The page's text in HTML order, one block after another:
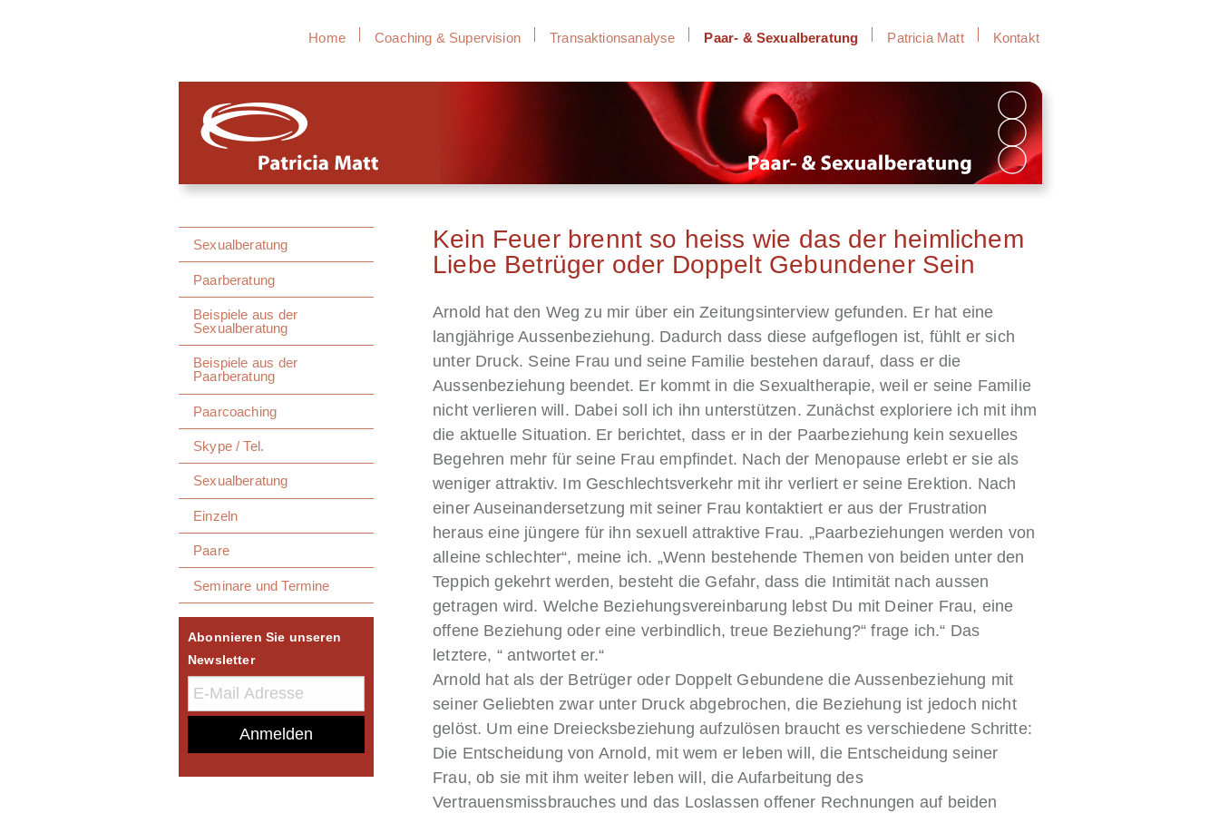
Home Coaching & Supervision Transaktionsanalyse Paar- & Sexualberatung Patricia Matt Kontakt
Sexualberatung
Paarberatung
Beispiele aus der
Sexualberatung
Beispiele aus der
Paarberatung
Paarcoaching
Skype / Tel.
Sexualberatung
Einzeln
Paare
Seminare und Termine
Abonnieren Sie unseren
Newsletter
Kein Feuer brennt so heiss wie das der heimlichem
Liebe Betrüger oder Doppelt Gebundener Sein
Arnold hat den Weg zu mir über ein Zeitungsinterview gefunden. Er hat eine
langjährige Aussenbeziehung. Dadurch dass diese aufgeflogen ist, fühlt er sich
unter Druck. Seine Frau und seine Familie bestehen darauf, dass er die
Aussenbeziehung beendet. Er kommt in die Sexualtherapie, weil er seine Familie
nicht verlieren will. Dabei soll ich ihn unterstützen. Zunächst exploriere ich mit ihm
die aktuelle Situation. Er berichtet, dass er in der Paarbeziehung kein sexuelles
Begehren mehr für seine Frau empfindet. Nach der Menopause erlebt er sie als
weniger attraktiv. Im Geschlechtsverkehr mit ihr verliert er seine Erektion. Nach
einer Auseinandersetzung mit seiner Frau kontaktiert er aus der Frustration
heraus eine jüngere für ihn sexuell attraktive Frau. „Paarbeziehungen werden von
alleine schlechter“, meine ich. „Wenn bestehende Themen von beiden unter den
Teppich gekehrt werden, besteht die Gefahr, dass die Intimität nach aussen
getragen wird. Welche Beziehungsvereinbarung lebst Du mit Deiner Frau, eine
offene Beziehung oder eine verbindlich, treue Beziehung?“ frage ich.“ Das
letztere, “ antwortet er.“
Arnold hat als der Betrüger oder Doppelt Gebundene die Aussenbeziehung mit
seiner Geliebten zwar unter Druck abgebrochen, die Beziehung ist jedoch nicht
gelöst. Um eine Dreiecksbeziehung aufzulösen braucht es verschiedene Schritte:
Die Entscheidung von Arnold, mit wem er leben will, die Entscheidung seiner
Frau, ob sie mit ihm weiter leben will, die Aufarbeitung des
Vertrauensmissbrauches und das Loslassen offener Rechnungen auf beiden